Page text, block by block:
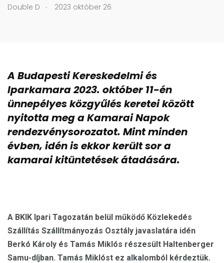
Double D . 2023 október 26
A Budapesti Kereskedelmi és
Iparkamara 2023. október 11-én
ünnepélyes közgyűlés keretei között
nyitotta meg a Kamarai Napok
rendezvénysorozatot. Mint minden
évben, idén is ekkor került sor a
kamarai kitüntetések átadására.
A BKIK Ipari Tagozatán belül működő Közlekedés
Szállítás Szállítmányozás Osztály javaslatára idén
Berkó Károly és Tamás Miklós részesült Haltenberger
Samu-díjban. Tamás Miklóst ez alkalomból kérdeztük.